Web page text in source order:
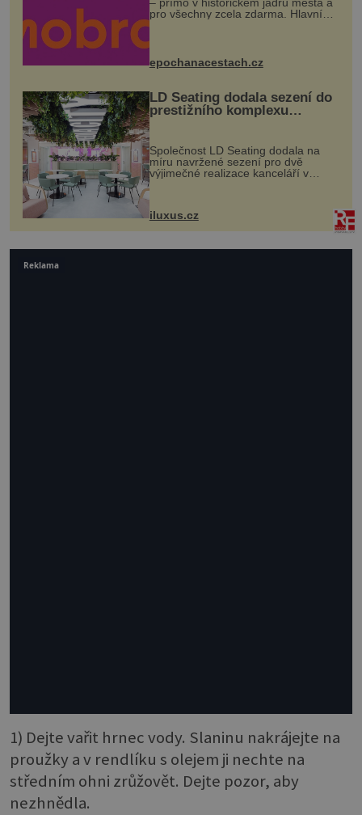
pro všechny zcela zdarma. Hlavní
program se odehraje na Karlově a
mohou těšit na víno, burčák, pes...
epochanacestach.cz
LD Seating dodala sezení do
prestižního komplexu
MediaCityUK v Salfordu
Společnost LD Seating dodala na
míru navržené sezení pro dvě
výjimečné realizace kanceláří v
areálu MediaCityUK v anglickém
budov Media...
iluxus.cz
1) Dejte vařit hrnec vody. Slaninu nakrájejte na
proužky a v rendlíku s olejem ji nechte na
středním ohni zrůžovět. Dejte pozor, aby
nezhnědla.
Reklama